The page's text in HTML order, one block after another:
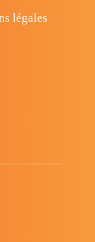
légales